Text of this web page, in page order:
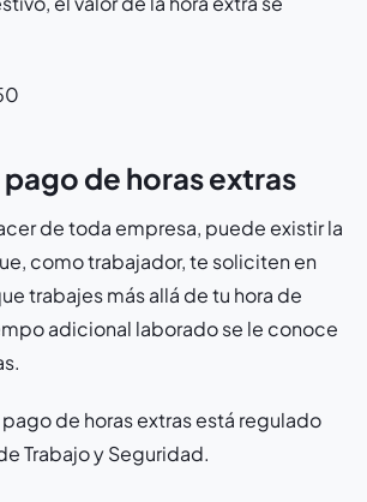
de horas extras
de toda empresa, puede existir la
como trabajador, te soliciten en
trabajes más allá de tu hora de
adicional laborado se le conoce
pago de horas extras está regulado
Trabajo y Seguridad.